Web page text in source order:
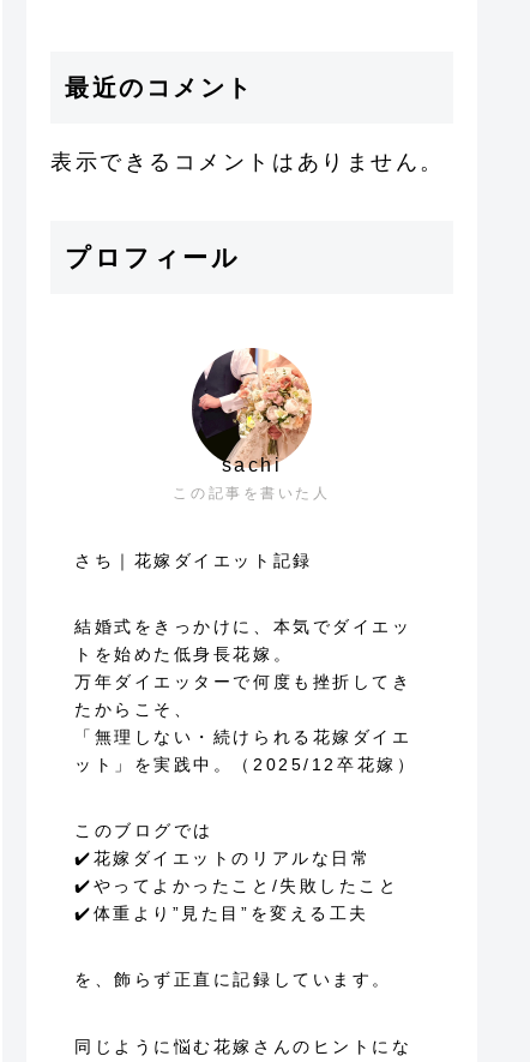
最近のコメント
表示できるコメントはありません。
プロフィール
この記事を書いた人
sachi
さち｜花嫁ダイエット記録
結婚式をきっかけに、本気でダイエッ
トを始めた低身長花嫁。
万年ダイエッターで何度も挫折してき
たからこそ、
「無理しない・続けられる花嫁ダイエ
ット」を実践中。（2025/12卒花嫁）
このブログでは
✔️花嫁ダイエットのリアルな日常
✔️やってよかったこと/失敗したこと
✔️体重より”見た目”を変える工夫
を、飾らず正直に記録しています。
同じように悩む花嫁さんのヒントにな